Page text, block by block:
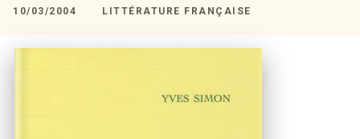
10/03/2004 LITTÉRATURE FRANÇAISE